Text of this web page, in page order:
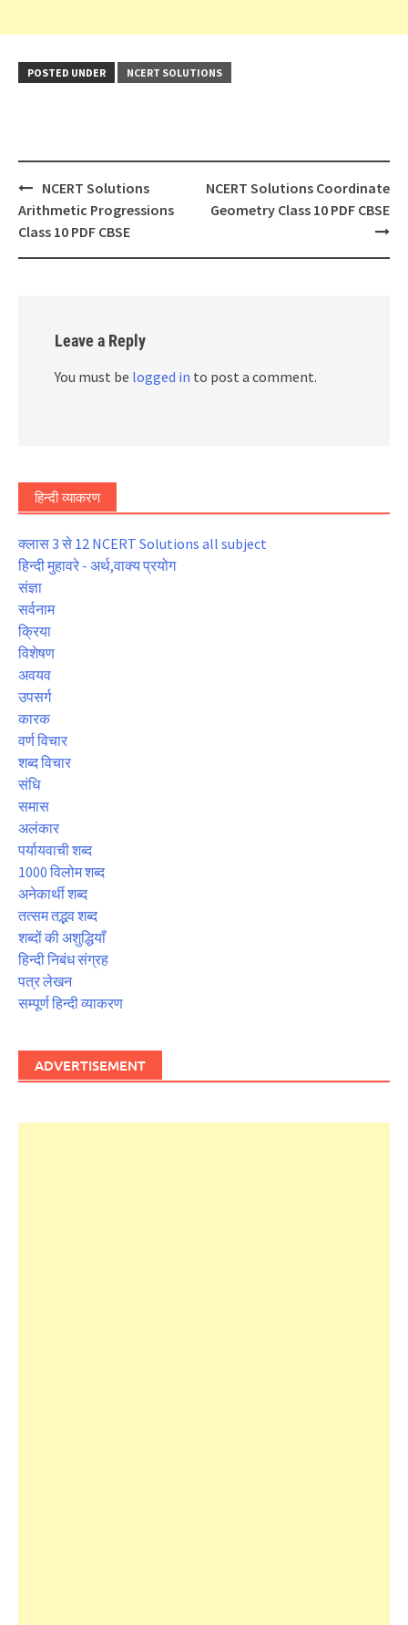
POSTED UNDER NCERT SOLUTIONS
Post
navigation
NCERT Solutions
Arithmetic Progressions
Class 10 PDF CBSE
NCERT Solutions Coordinate
Geometry Class 10 PDF CBSE
Leave a Reply
You must be logged in to post a comment.
हिन्दी व्याकरण
क्लास 3 से 12 NCERT Solutions all subject
हिन्दी मुहावरे - अर्थ,वाक्य प्रयोग
संज्ञा
सर्वनाम
क्रिया
विशेषण
अवयव
उपसर्ग
कारक
वर्ण विचार
शब्द विचार
संधि
समास
अलंकार
पर्यायवाची शब्द
1000 विलोम शब्द
अनेकार्थी शब्द
तत्सम तद्भव शब्द
शब्दों की अशुद्धियाँ
हिन्दी निबंध संग्रह
पत्र लेखन
सम्पूर्ण हिन्दी व्याकरण
ADVERTISEMENT